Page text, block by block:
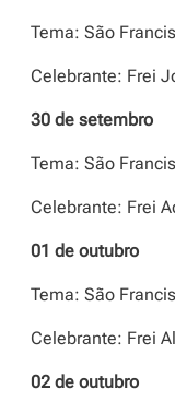
Tema: São
Celebrante: Frei
30 de setembro
Tema: São
Celebrante: Frei
01 de outubro
Tema: São
Celebrante: Frei
02 de outubro